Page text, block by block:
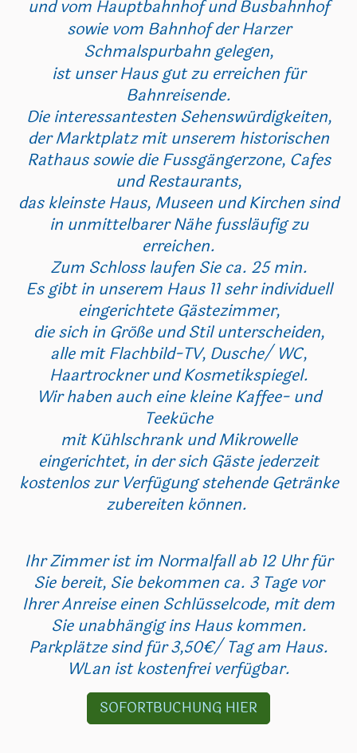
und vom Hauptbahnhof und Busbahnhof
sowie vom Bahnhof der Harzer
Schmalspurbahn gelegen,
ist unser Haus gut zu erreichen für
Bahnreisende.
Die interessantesten Sehenswürdigkeiten,
der Marktplatz mit unserem historischen
Rathaus sowie die Fussgängerzone, Cafes
und Restaurants,
das kleinste Haus, Museen und Kirchen sind
in unmittelbarer Nähe fussläufig zu
erreichen.
Zum Schloss laufen Sie ca. 25 min.
Es gibt in unserem Haus 11 sehr individuell
eingerichtete Gästezimmer,
die sich in Größe und Stil unterscheiden,
alle mit Flachbild-TV, Dusche/ WC,
Haartrockner und Kosmetikspiegel.
Wir haben auch eine kleine Kaffee- und
Teeküche
mit Kühlschrank und Mikrowelle
eingerichtet, in der sich Gäste jederzeit
kostenlos zur Verfügung stehende Getränke
zubereiten können.
Ihr Zimmer ist im Normalfall ab 12 Uhr für
Sie bereit, Sie bekommen ca. 3 Tage vor
Ihrer Anreise einen Schlüsselcode, mit dem
Sie unabhängig ins Haus kommen.
Parkplätze sind für 3,50€/ Tag am Haus.
WLan ist kostenfrei verfügbar.
SOFORTBUCHUNG HIER